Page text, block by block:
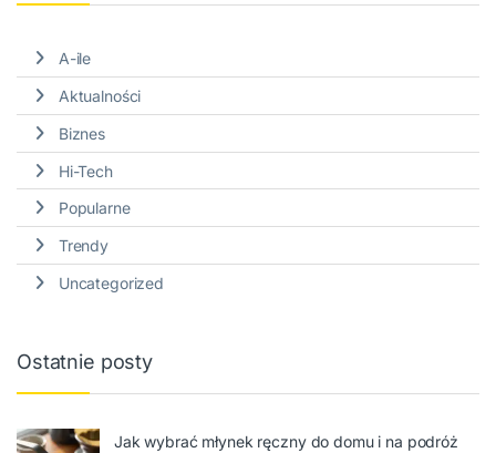
A-ile
Aktualności
Biznes
Hi-Tech
Popularne
Trendy
Uncategorized
Ostatnie posty
Jak wybrać młynek ręczny do domu i na podróż